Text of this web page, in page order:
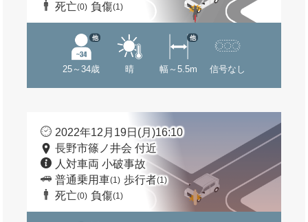
死亡(0) 負傷(1)
25～34歳
他
晴 幅～5.5m
他
信号なし
2022年12月19日(月)16:10
長野市篠ノ井会 付近
人対車両 小破事故
普通乗用車(1) 歩行者(1)
死亡(0) 負傷(1)